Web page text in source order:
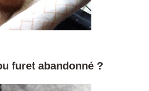
furet abandonné ?